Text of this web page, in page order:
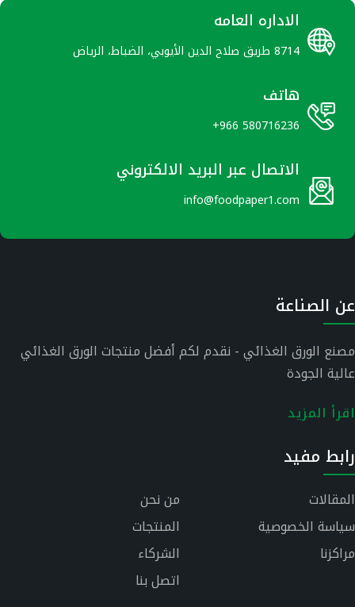
الاداره العامه
8714 طريق صلاح الدين الأيوبي، الضباط، الرياض
هاتف
+966 580716236
الاتصال عبر البريد الالكتروني
info@foodpaper1.com
عن الصناعة
مصنع الورق الغذائي - نقدم لكم أفضل منتجات الورق الغذائي
عالية الجودة
اقرأ المزيد
رابط مفيد
من نحن
المقالات
المنتجات
سياسة الخصوصية
الشركاء
مراكزنا
اتصل بنا